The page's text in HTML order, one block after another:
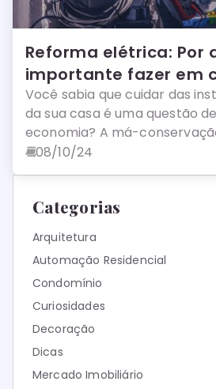
Reforma elétrica: Por
importante fazer em
Você sabia que cuidar das
da sua casa é uma questão
economia? A má-
gerar prejuízos como
resultante do
completa!
08/10/24
Categorias
Arquitetura
Automação Residencial
Condomínio
Curiosidades
Decoração
Dicas
Mercado Imobiliário